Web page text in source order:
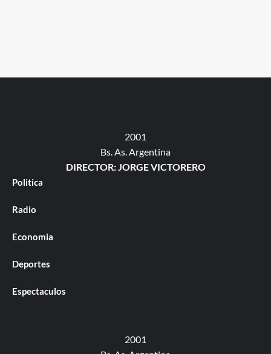
2001
Bs. As. Argentina
DIRECTOR: JORGE VICTORERO
Politica
Radio
Economia
Deportes
Espectaculos
2001